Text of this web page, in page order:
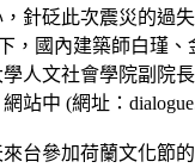
針砭此次震災的過
，國內建築師白瑾
人文社會學院副院
站中 (網址：
台參加荷蘭文化節